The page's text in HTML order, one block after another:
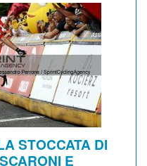
STOCCATA DI
E